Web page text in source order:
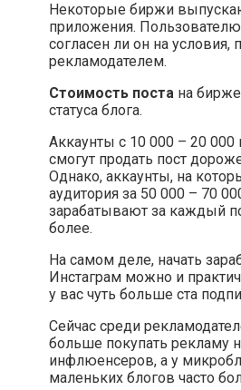
Некоторые биржи
приложения.
согласен ли он на
рекламодателем.
Стоимость поста на
статуса блога.
Аккаунты с 10 000 – 20 000
смогут продать пост
Однако, аккаунты, на
аудитория за 50 000 – 70
зарабатывают за каждый
более.
На самом деле, начать
Инстаграм можно и
у вас чуть больше ста
Сейчас среди
больше покупать рекламу
инфлюенсеров, а у
маленьких блогов часто